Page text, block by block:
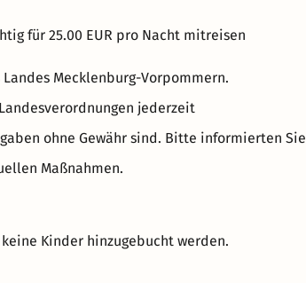
für 25.00 EUR pro Nacht mitreisen
Mecklenburg-Vorpommern.
jederzeit
ohne Gewähr sind. Bitte informierten Sie
Maßnahmen.
Kinder hinzugebucht werden.